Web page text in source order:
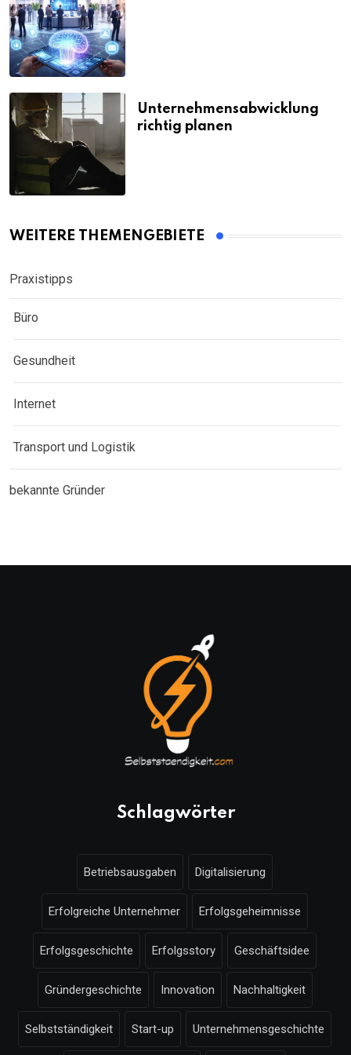
Unternehmensabwicklung
richtig planen
WEITERE THEMENGEBIETE
Praxistipps
Büro
Gesundheit
Internet
Transport und Logistik
bekannte Gründer
Schlagwörter
Betriebsausgaben Digitalisierung
Erfolgreiche Unternehmer Erfolgsgeheimnisse
Erfolgsgeschichte Erfolgsstory Geschäftsidee
Gründergeschichte Innovation Nachhaltigkeit
Selbstständigkeit Start-up Unternehmensgeschichte